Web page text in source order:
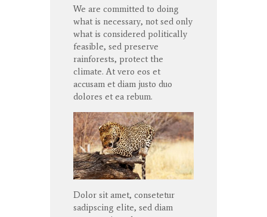
We are committed to doing
what is necessary, not sed only
what is considered politically
feasible, sed preserve
rainforests, protect the
climate. At vero eos et
accusam et diam justo duo
dolores et ea rebum.
Dolor sit amet, consetetur
sadipscing elite, sed diam